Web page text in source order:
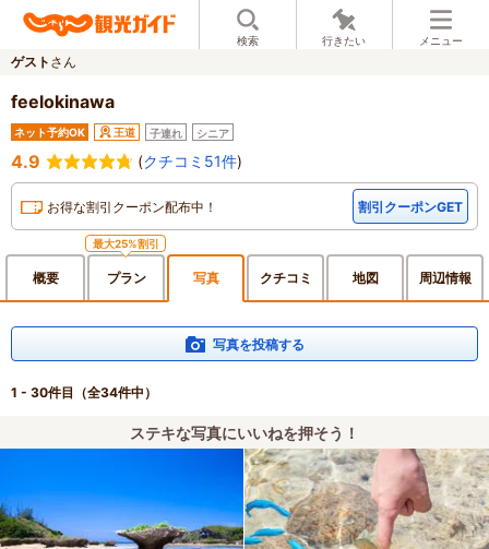
検索 行きたい メニュー
ゲスト さん
feelokinawa
ネット予約OK 王道 子連れ シニア
4.9 (クチコミ51件)
お得な割引クーポン配布中！ 割引クーポンGET
概要
最大25%割引
プラン 写真 クチコミ 地図 周辺情報
写真を投稿する
1 - 30件目 （全34件中）
ステキな写真にいいねを押そう！